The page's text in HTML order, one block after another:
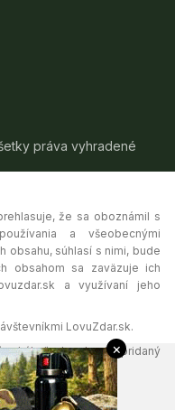
práva vyhradené
že sa oboznámil s
a všeobecnými
obsahu, súhlasí s nimi, bude
obsahom sa zaväzuje ich
a využívaní jeho
LovuZdar.sk.
akýkoľvek obsah pridaný
×